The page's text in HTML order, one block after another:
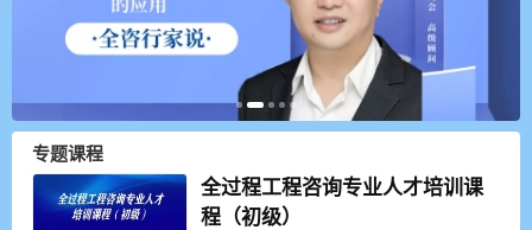
专题课程
全过程工程咨询专业人才培训课
程（初级）